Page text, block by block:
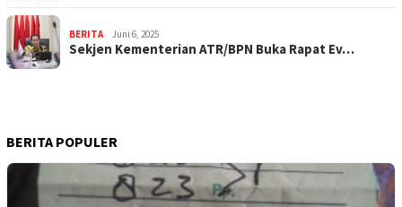
BERITA Juni 6, 2025
Sekjen Kementerian ATR/BPN Buka Rapat Ev…
BERITA POPULER